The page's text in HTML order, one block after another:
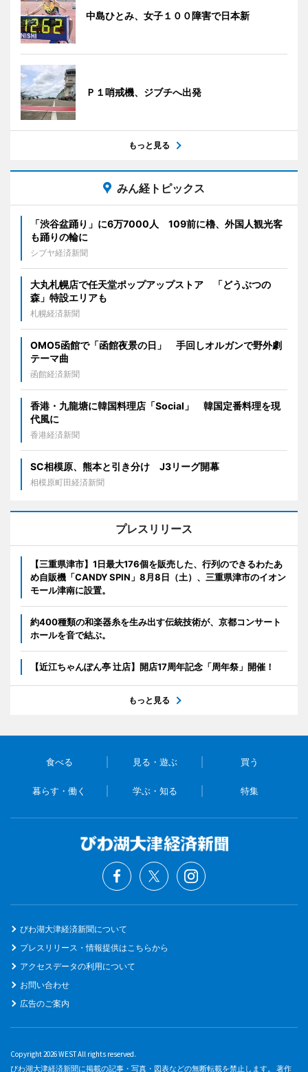
中島ひとみ、女子１００障害で日本新
Ｐ１哨戒機、ジブチへ出発
もっと見る
みん経トピックス
「渋谷盆踊り」に6万7000人 109前に櫓、外国人観光客
も踊りの輪に
シブヤ経済新聞
大丸札幌店で任天堂ポップアップストア 「どうぶつの
森」特設エリアも
札幌経済新聞
OMO5函館で「函館夜景の日」 手回しオルガンで野外劇
テーマ曲
函館経済新聞
香港・九龍塘に韓国料理店「Social」 韓国定番料理を現
代風に
香港経済新聞
SC相模原、熊本と引き分け J3リーグ開幕
相模原町田経済新聞
プレスリリース
【三重県津市】1日最大176個を販売した、行列のできるわたあ
め自販機「CANDY SPIN」8月8日（土）、三重県津市のイオン
モール津南に設置。
約400種類の和楽器糸を生み出す伝統技術が、京都コンサート
ホールを音で結ぶ。
【近江ちゃんぽん亭 辻店】開店17周年記念「周年祭」開催！
もっと見る
食べる 見る・遊ぶ 買う
暮らす・働く 学ぶ・知る 特集
びわ湖大津経済新聞について
プレスリリース・情報提供はこちらから
アクセスデータの利用について
お問い合わせ
広告のご案内
Copyright 2026 WEST All rights reserved.
びわ湖大津経済新聞に掲載の記事・写真・図表などの無断転載を禁止します。 著作